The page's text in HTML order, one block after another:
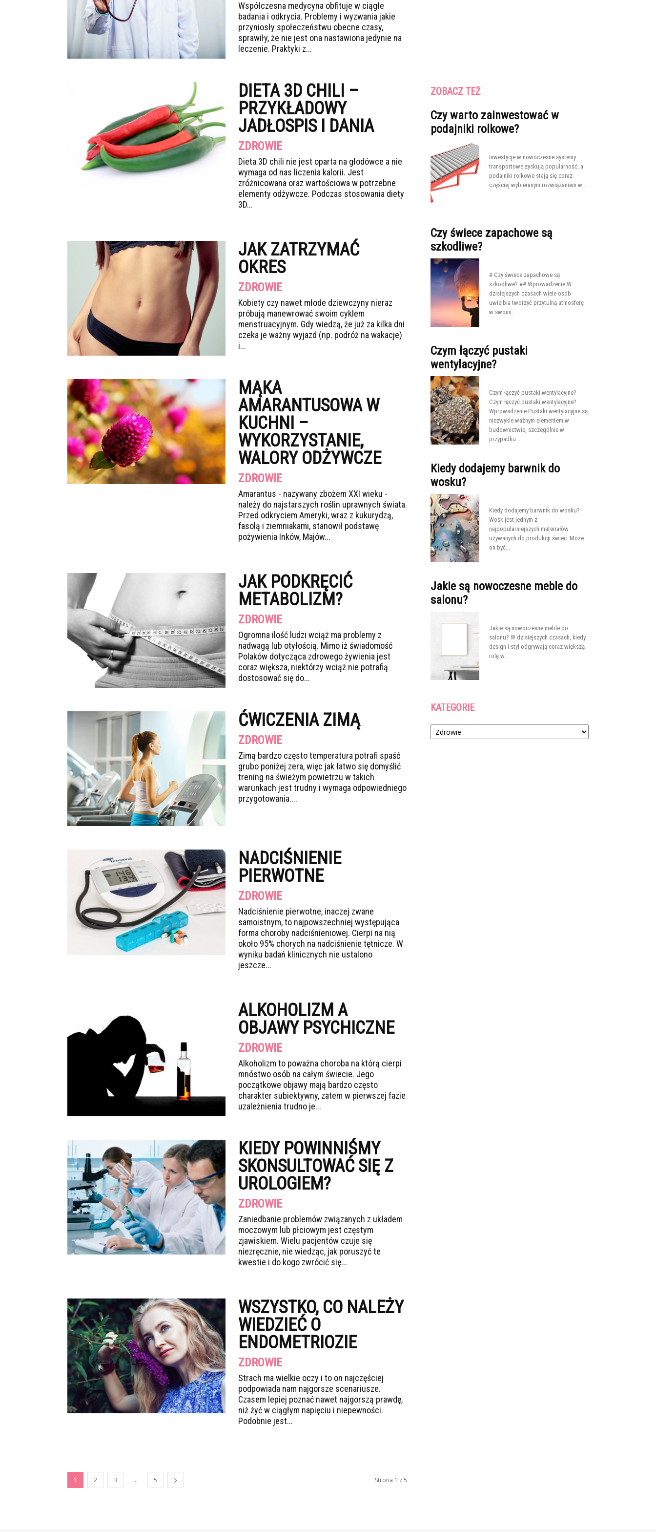
Współczesna medycyna obfituje w ciągłe
badania i odkrycia. Problemy i wyzwania jakie
przyniosły społeczeństwu obecne czasy,
sprawiły, że nie jest ona nastawiona jedynie na
leczenie. Praktyki z...
DIETA 3D CHILI –
PRZYKŁADOWY
JADŁOSPIS I DANIA
ZDROWIE
Dieta 3D chili nie jest oparta na głodówce a nie
wymaga od nas liczenia kalorii. Jest
zróżnicowana oraz wartościowa w potrzebne
elementy odżywcze. Podczas stosowania diety
3D...
JAK ZATRZYMAĆ
OKRES
ZDROWIE
Kobiety czy nawet młode dziewczyny nieraz
próbują manewrować swoim cyklem
menstruacyjnym. Gdy wiedzą, że już za kilka dni
czeka je ważny wyjazd (np. podróż na wakacje)
i...
MĄKA
AMARANTUSOWA W
KUCHNI –
WYKORZYSTANIE,
WALORY ODŻYWCZE
ZDROWIE
Amarantus - nazywany zbożem XXI wieku -
należy do najstarszych roślin uprawnych świata.
Przed odkryciem Ameryki, wraz z kukurydzą,
fasolą i ziemniakami, stanowił podstawę
pożywienia Inków, Majów...
JAK PODKRĘCIĆ
METABOLIZM?
ZDROWIE
Ogromna ilość ludzi wciąż ma problemy z
nadwagą lub otyłością. Mimo iż świadomość
Polaków dotycząca zdrowego żywienia jest
coraz większa, niektórzy wciąż nie potrafią
dostosować się do...
ĆWICZENIA ZIMĄ
ZDROWIE
Zimą bardzo często temperatura potrafi spaść
grubo poniżej zera, więc jak łatwo się domyślić
trening na świeżym powietrzu w takich
warunkach jest trudny i wymaga odpowiedniego
przygotowania....
NADCIŚNIENIE
PIERWOTNE
ZDROWIE
Nadciśnienie pierwotne, inaczej zwane
samoistnym, to najpowszechniej występująca
forma choroby nadciśnieniowej. Cierpi na nią
około 95% chorych na nadciśnienie tętnicze. W
wyniku badań klinicznych nie ustalono
jeszcze...
ALKOHOLIZM A
OBJAWY PSYCHICZNE
ZDROWIE
Alkoholizm to poważna choroba na którą cierpi
mnóstwo osób na całym świecie. Jego
początkowe objawy mają bardzo często
charakter subiektywny, zatem w pierwszej fazie
uzależnienia trudno je...
KIEDY POWINNIŚMY
SKONSULTOWAĆ SIĘ Z
UROLOGIEM?
ZDROWIE
Zaniedbanie problemów związanych z układem
moczowym lub płciowym jest częstym
zjawiskiem. Wielu pacjentów czuje się
niezręcznie, nie wiedząc, jak poruszyć te
kwestie i do kogo zwrócić się...
WSZYSTKO, CO NALEŻY
WIEDZIEĆ O
ENDOMETRIOZIE
ZDROWIE
Strach ma wielkie oczy i to on najczęściej
podpowiada nam najgorsze scenariusze.
Czasem lepiej poznać nawet najgorszą prawdę,
niż żyć w ciągłym napięciu i niepewności.
Podobnie jest...
1 2 3 ... 5 Strona 1 z 5
ZOBACZ TEŻ
Czy warto zainwestować w
podajniki rolkowe?
Inwestycje w nowoczesne systemy
transportowe zyskują popularność, a
podajniki rolkowe stają się coraz
częściej wybieranym rozwiązaniem w...
Czy świece zapachowe są
szkodliwe?
# Czy świece zapachowe są
szkodliwe? ## Wprowadzenie W
dzisiejszych czasach wiele osób
uwielbia tworzyć przytulną atmosferę
w swoim...
Czym łączyć pustaki
wentylacyjne?
Czym łączyć pustaki wentylacyjne?
Czym łączyć pustaki wentylacyjne?
Wprowadzenie Pustaki wentylacyjne są
niezwykle ważnym elementem w
budownictwie, szczególnie w
przypadku...
Kiedy dodajemy barwnik do
wosku?
Kiedy dodajemy barwnik do wosku?
Wosk jest jednym z
najpopularniejszych materiałów
używanych do produkcji świec. Może
on być...
Jakie są nowoczesne meble do
salonu?
Jakie są nowoczesne meble do
salonu? W dzisiejszych czasach, kiedy
design i styl odgrywają coraz większą
rolę w...
KATEGORIE
Kategorie